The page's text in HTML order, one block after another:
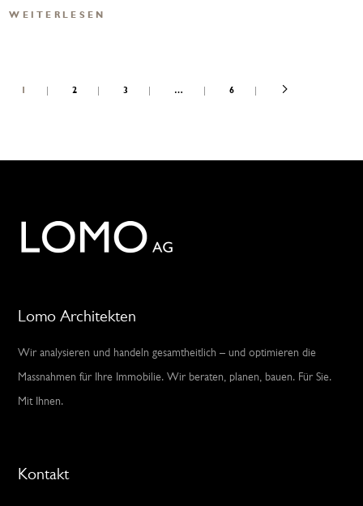
WEITERLESEN
2 3 … 6
Lomo Architekten
Wir analysieren und handeln gesamtheitlich – und optimieren die
Massnahmen für Ihre Immobilie. Wir beraten, planen, bauen. Für Sie.
Mit Ihnen.
Kontakt